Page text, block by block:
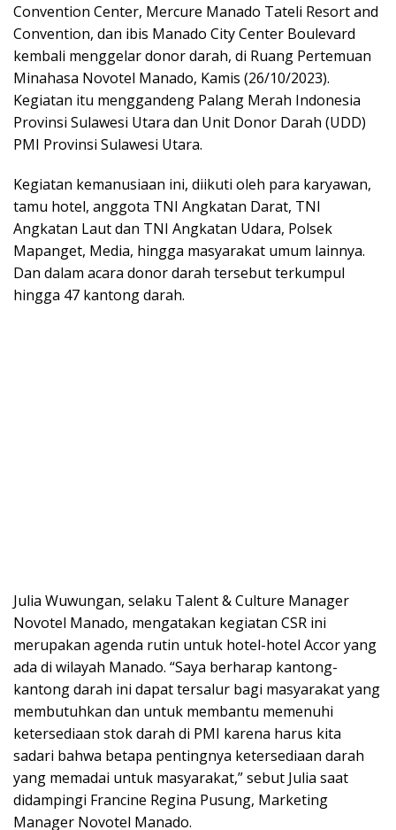
Convention Center, Mercure Manado Tateli Resort and
Convention, dan ibis Manado City Center Boulevard
kembali menggelar donor darah, di Ruang Pertemuan
Minahasa Novotel Manado, Kamis (26/10/2023).
Kegiatan itu menggandeng Palang Merah Indonesia
Provinsi Sulawesi Utara dan Unit Donor Darah (UDD)
PMI Provinsi Sulawesi Utara.
Kegiatan kemanusiaan ini, diikuti oleh para karyawan,
tamu hotel, anggota TNI Angkatan Darat, TNI
Angkatan Laut dan TNI Angkatan Udara, Polsek
Mapanget, Media, hingga masyarakat umum lainnya.
Dan dalam acara donor darah tersebut terkumpul
hingga 47 kantong darah.
Julia Wuwungan, selaku Talent & Culture Manager
Novotel Manado, mengatakan kegiatan CSR ini
merupakan agenda rutin untuk hotel-hotel Accor yang
ada di wilayah Manado. “Saya berharap kantong-
kantong darah ini dapat tersalur bagi masyarakat yang
membutuhkan dan untuk membantu memenuhi
ketersediaan stok darah di PMI karena harus kita
sadari bahwa betapa pentingnya ketersediaan darah
yang memadai untuk masyarakat,” sebut Julia saat
didampingi Francine Regina Pusung, Marketing
Manager Novotel Manado.